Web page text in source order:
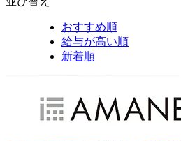
おすすめ順
給与が高い順
新着順